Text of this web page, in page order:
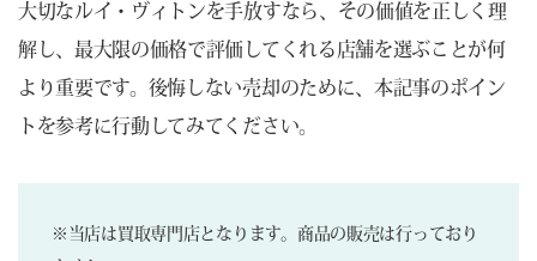
大切なルイ・ヴィトンを手放すなら、その価値を正しく理
解し、最大限の価格で評価してくれる店舗を選ぶことが何
より重要です。後悔しない売却のために、本記事のポイン
トを参考に行動してみてください。
※当店は買取専門店となります。商品の販売は行っており